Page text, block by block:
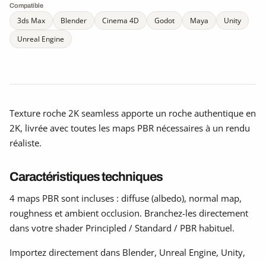
Compatible
3ds Max Blender Cinema 4D Godot Maya
Unity
Unreal Engine
Texture roche 2K seamless apporte un roche authentique en
2K, livrée avec toutes les maps PBR nécessaires à un rendu
réaliste.
Caractéristiques techniques
4 maps PBR sont incluses : diffuse (albedo), normal map,
roughness et ambient occlusion. Branchez-les directement
dans votre shader Principled / Standard / PBR habituel.
Importez directement dans Blender, Unreal Engine, Unity,